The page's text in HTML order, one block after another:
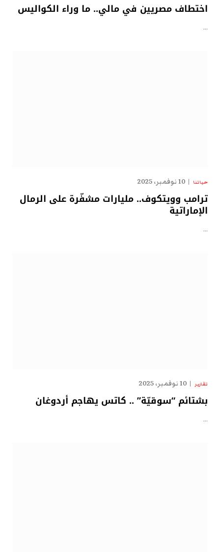
اختطاف مصريين في مالي.. ما وراء الكواليس
…
حياتنا 10 نوفمبر، 2025
ترامب وويتكوف.. مليارات مشفّرة على الرمال
الإماراتية
…
تقارير 10 نوفمبر، 2025
بشتائم “سوقيّة” .. كاتس يهاجم أردوغان
…